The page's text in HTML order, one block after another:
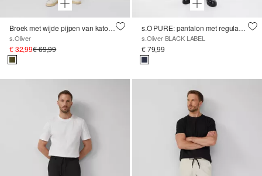
Broek met wijde pijpen van katoenen keperstof
s.Oliver
€ 32,99€ 69,99
s.O PURE: pantalon met regular fit en plooien
s.Oliver BLACK LABEL
€ 79,99